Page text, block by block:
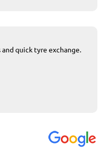
quick tyre exchange.